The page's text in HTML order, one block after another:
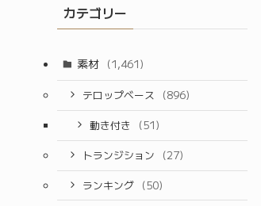
カテゴリー
素材 (1,461)
テロップベース
(896)
動き付き
(51)
トランジション
(27)
ランキング (50)